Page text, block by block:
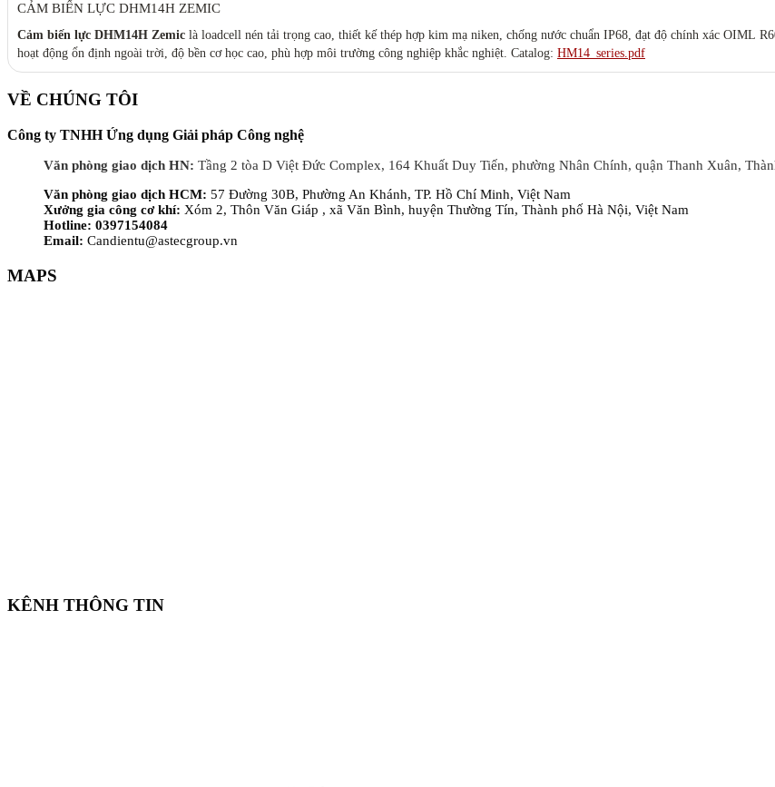
CẢM BIẾN LỰC DHM14H ZEMIC
Cảm biến lực DHM14H Zemic là loadcell nén tải trọng cao, thiết kế thép hợp kim mạ niken, chống nước chuẩn IP68, đạt độ chính xác OIML
hoạt động ổn định ngoài trời, độ bền cơ học cao, phù hợp môi trường công nghiệp khắc nghiệt. Catalog: HM14_series.pdf
VỀ CHÚNG TÔI
Công ty TNHH Ứng dụng Giải pháp Công nghệ
Văn phòng giao dịch HN: Tầng 2 tòa D Việt Đức Complex, 164 Khuất Duy Tiến, phường Nhân Chính, quận Thanh Xuân,
Văn phòng giao dịch HCM: 57 Đường 30B, Phường An Khánh, TP. Hồ Chí Minh, Việt Nam
Xưởng gia công cơ khí: Xóm 2, Thôn Văn Giáp , xã Văn Bình, huyện Thường Tín, Thành phố Hà Nội, Việt Nam
Hotline: 0397154084
Email: Candientu@astecgroup.vn
MAPS
KÊNH THÔNG TIN